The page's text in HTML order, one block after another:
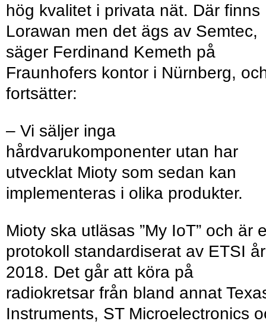
hög kvalitet i privata nät. Där finns
Lorawan men det ägs av Semtec,
säger Ferdinand Kemeth på
Fraunhofers kontor i Nürnberg,
fortsätter:
– Vi säljer inga
hårdvarukomponenter utan har
utvecklat Mioty som sedan kan
implementeras i olika produkter.
Mioty ska utläsas ”My IoT” och är
protokoll standardiserat av ETSI år
2018. Det går att köra på
radiokretsar från bland annat
Instruments, ST Micro­electronics